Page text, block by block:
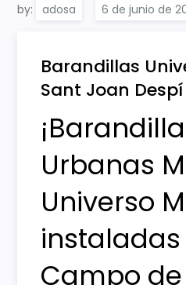
by: adosa
Barandillas
Sant Joan Despí
Urbanas
Universo
instaladas
Campo